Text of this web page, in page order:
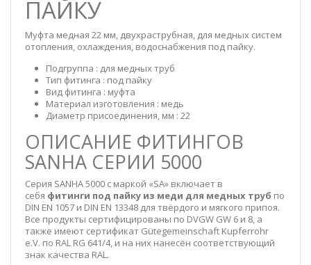
ПАЙКУ
Муфта медная 22 мм, двухраструбная, для медных систем
отопления, охлаждения, водоснабжения под пайку.
Подгруппа : для медных труб
Тип фитинга : под пайку
Вид фитинга : муфта
Материал изготовления : медь
Диаметр присоединения, мм : 22
ОПИСАНИЕ ФИТИНГОВ
SANHA СЕРИИ 5000
Серия SANHA 5000 с маркой «SA» включает в
себя фитинги под пайку из меди для медных труб по
DIN EN 1057 и DIN EN 13348 для твёрдого и мягкого припоя.
Все продукты сертифицированы по DVGW GW 6 и 8, а
также имеют сертификат Gütegemeinschaft Kupferrohr
e.V. по RAL RG 641/4, и на них нанесён соответствующий
знак качества RAL.